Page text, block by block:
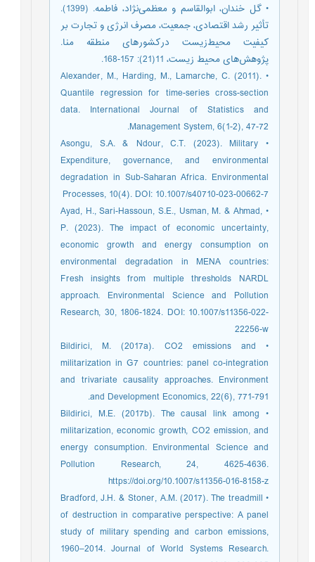
• گل خندان، ابوالقاسم و معظمی‌نژاد، فاطمه. (1399).
تأثیر رشد اقتصادی، جمعیت، مصرف انرژی و تجارت بر
کیفیت محیط‌زیست درکشورهای منطقه منا.
پژوهش‌های محیط زیست، 11(21): 157-168.
• Alexander, M., Harding, M., Lamarche, C. (2011).
Quantile regression for time-series cross-section
data. International Journal of Statistics and
Management System, 6(1-2), 47-72.
• Asongu, S.A. & Ndour, C.T. (2023). Military
Expenditure, governance, and environmental
degradation in Sub-Saharan Africa. Environmental
Processes, 10(4). DOI: 10.1007/s40710-023-00662-7
• Ayad, H., Sari-Hassoun, S.E., Usman, M. & Ahmad,
P. (2023). The impact of economic uncertainty,
economic growth and energy consumption on
environmental degradation in MENA countries:
Fresh insights from multiple thresholds NARDL
approach. Environmental Science and Pollution
Research, 30, 1806-1824. DOI: 10.1007/s11356-022-
22256-w
• Bildirici, M. (2017a). CO2 emissions and
militarization in G7 countries: panel co-integration
and trivariate causality approaches. Environment
and Development Economics, 22(6), 771-791.
• Bildirici, M.E. (2017b). The causal link among
militarization, economic growth, CO2 emission, and
energy consumption. Environmental Science and
Pollution Research, 24, 4625-4636.
https://doi.org/10.1007/s11356-016-8158-z
• Bradford, J.H. & Stoner, A.M. (2017). The treadmill
of destruction in comparative perspective: A panel
study of military spending and carbon emissions,
1960–2014. Journal of World Systems Research.